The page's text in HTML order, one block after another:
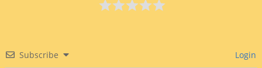
Subscribe Login